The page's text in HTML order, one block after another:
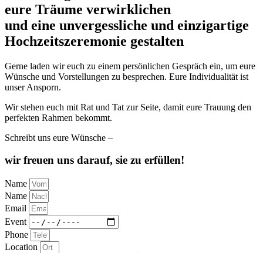
eure Träume verwirklichen
und eine unvergessliche und einzigartige
Hochzeitszeremonie gestalten
Gerne laden wir euch zu einem persönlichen Gespräch ein, um eure
Wünsche und Vorstellungen zu besprechen. Eure Individualität ist
unser Ansporn.
Wir stehen euch mit Rat und Tat zur Seite, damit eure Trauung den
perfekten Rahmen bekommt.
Schreibt uns eure Wünsche –
wir freuen uns darauf, sie zu erfüllen!
Name
Name
Email
Event
Phone
Location